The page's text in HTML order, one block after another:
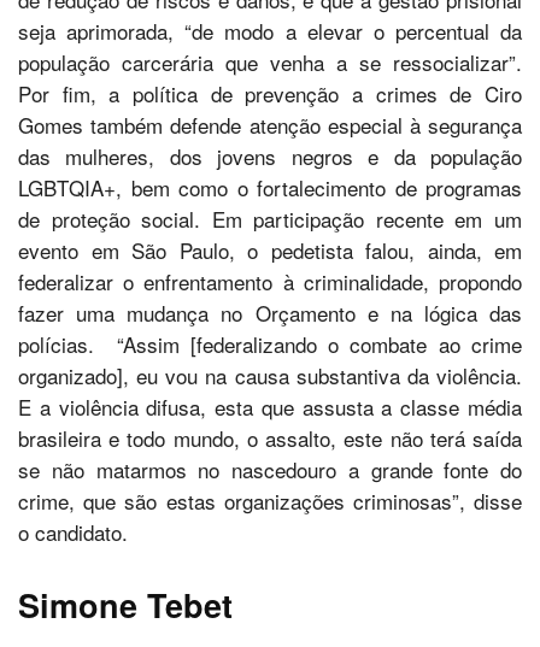
seja aprimorada, “de modo a elevar o percentual da
população carcerária que venha a se ressocializar”.
Por fim, a política de prevenção a crimes de Ciro
Gomes também defende atenção especial à segurança
das mulheres, dos jovens negros e da população
LGBTQIA+, bem como o fortalecimento de programas
de proteção social. Em participação recente em um
evento em São Paulo, o pedetista falou, ainda, em
federalizar o enfrentamento à criminalidade, propondo
fazer uma mudança no Orçamento e na lógica das
polícias. “Assim [federalizando o combate ao crime
organizado], eu vou na causa substantiva da violência.
E a violência difusa, esta que assusta a classe média
brasileira e todo mundo, o assalto, este não terá saída
se não matarmos no nascedouro a grande fonte do
crime, que são estas organizações criminosas”, disse
o candidato.
Simone Tebet